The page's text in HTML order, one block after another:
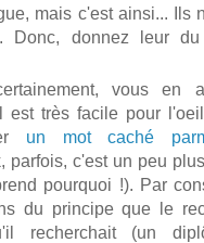
mais c'est ainsi... Ils
Donc, donnez leur
vous en
est très facile pour
un mot caché
parfois, c'est un peu
pourquoi !). Par
du principe que le
recherchait (un